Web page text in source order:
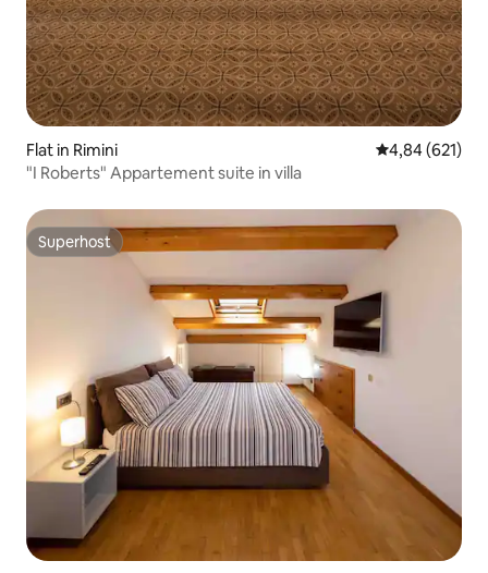
Flat in Rimini Gemiddelde
4,84 (621)
"I Roberts" Appartement suite in villa
Superhost
Superhost